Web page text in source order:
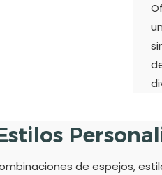
de espejos,